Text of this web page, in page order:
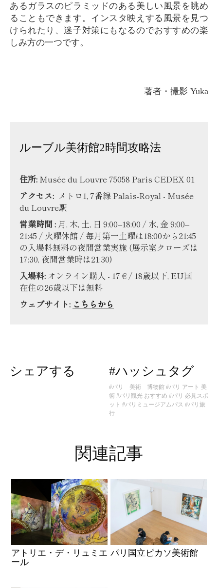
あるガラスのピラミッドのある美しい風景を眺め
ることもできます。インスタ映えする風景を見つ
けられたり、迷子対策にもなるのでおすすめの楽
しみ方の一つです。
著者・撮影 Yuka
ルーブル美術館2時間攻略法
住所: Musée du Louvre 75058 Paris CEDEX 01
アクセス: メトロ1, 7番線 Palais-Royal - Musée
du Louvre駅
営業時間 : 月, 木, 土, 日 9:00–18:00 / 水, 金 9:00–
21:45 / 火曜休館 / 毎月第一土曜は18:00から21:45
の入場料無料の夜間営業実施 (展示室クローズは
17:30, 夜間営業時は21:30)
入場料: オンライン購入 - 17 € / 18歳以下, EU国
在住の26歳以下は無料
ウェブサイト: こちらから
シェアする #ハッシュタグ
#パリ 美術 博物館 #パリ アート 美
術 #パリ観光 おすすめ #パリ 必見スポ
ット #パリミュージアムパス #パリ旅
行
関連記事
アトリエ・デ・リュミエ
ール
パリ国立ピカソ美術館